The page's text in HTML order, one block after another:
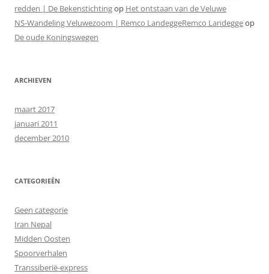
redden | De Bekenstichtingop Het ontstaan van de Veluwe
NS-Wandeling Veluwezoom | Remco LandeggeRemco Landeggeop
De oude Koningswegen
ARCHIEVEN
maart 2017
januari 2011
december 2010
CATEGORIEËN
Geen categorie
Iran Nepal
Midden Oosten
Spoorverhalen
Transsiberië-express